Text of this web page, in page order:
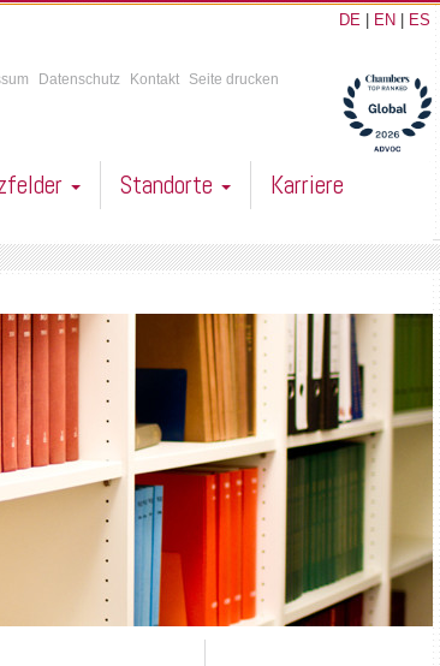
DE EN ES
Datenschutz Kontakt Seite drucken
Standorte Karriere